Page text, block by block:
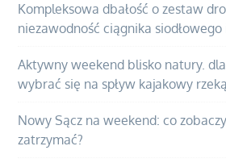
Kompleksowa dbałość o zestaw
niezawodność ciągnika siodłowego
Aktywny weekend blisko natury.
wybrać się na spływ kajakowy
Nowy Sącz na weekend: co
zatrzymać?